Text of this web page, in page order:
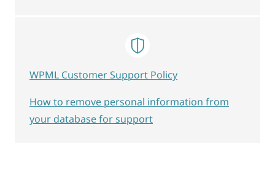
WPML Customer Support Policy
How to remove personal information from
your database for support